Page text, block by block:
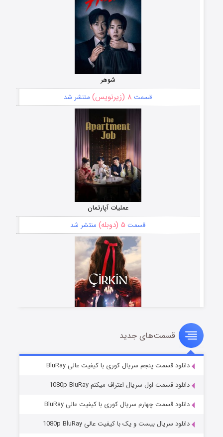
شوهر
قسمت ۸ (زیرنویس) منتشر شد
عملیات آپارتمان
قسمت ۵ (دوبله) منتشر شد
سریال زشت
قسمت۲ (زیرنویس) منتشر شد
قسمت‌های جدید
دانلود قسمت پنجم سریال کوری با کیفیت عالی BluRay
دانلود قسمت اول سریال اعتراف میکنم 1080p BluRay
دانلود قسمت چهارم سریال کوری با کیفیت عالی BluRay
دانلود سریال بیست و یک با کیفیت عالی 1080p BluRay